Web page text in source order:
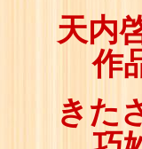
天内
作
きた